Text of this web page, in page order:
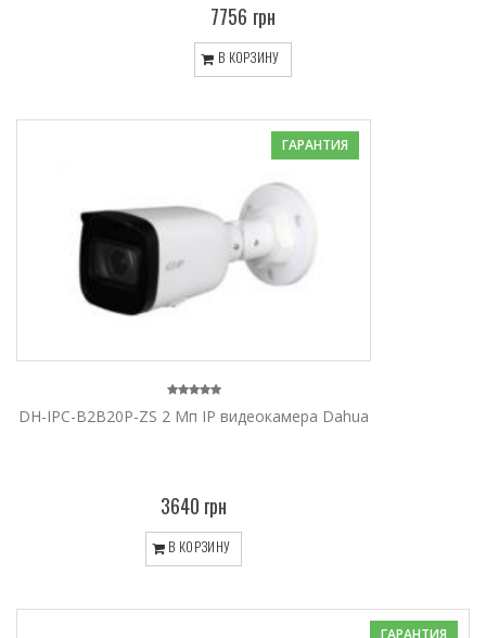
7756 грн
В КОРЗИНУ
ГАРАНТИЯ
DH-IPC-B2B20P-ZS 2 Mп IP видеокамера Dahua
3640 грн
В КОРЗИНУ
ГАРАНТИЯ